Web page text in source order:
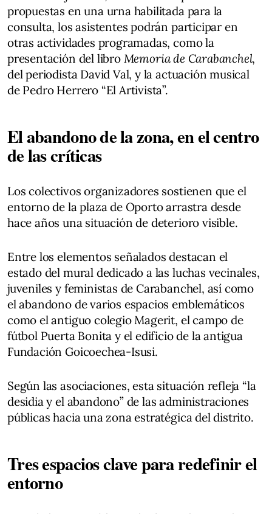
propuestas en una urna habilitada para la
consulta, los asistentes podrán participar en
otras actividades programadas, como la
presentación del libro Memoria de Carabanchel,
del periodista David Val, y la actuación musical
de Pedro Herrero “El Artivista”.
El abandono de la zona, en el centro
de las críticas
Los colectivos organizadores sostienen que el
entorno de la plaza de Oporto arrastra desde
hace años una situación de deterioro visible.
Entre los elementos señalados destacan el
estado del mural dedicado a las luchas vecinales,
juveniles y feministas de Carabanchel, así como
el abandono de varios espacios emblemáticos
como el antiguo colegio Magerit, el campo de
fútbol Puerta Bonita y el edificio de la antigua
Fundación Goicoechea-Isusi.
Según las asociaciones, esta situación refleja “la
desidia y el abandono” de las administraciones
públicas hacia una zona estratégica del distrito.
Tres espacios clave para redefinir el
entorno